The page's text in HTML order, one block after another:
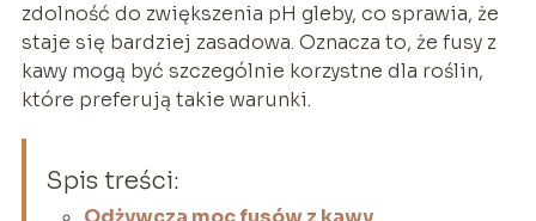
zdolność do zwiększenia pH gleby, co sprawia, że
staje się bardziej zasadowa. Oznacza to, że fusy z
kawy mogą być szczególnie korzystne dla roślin,
które preferują takie warunki.
Spis treści: